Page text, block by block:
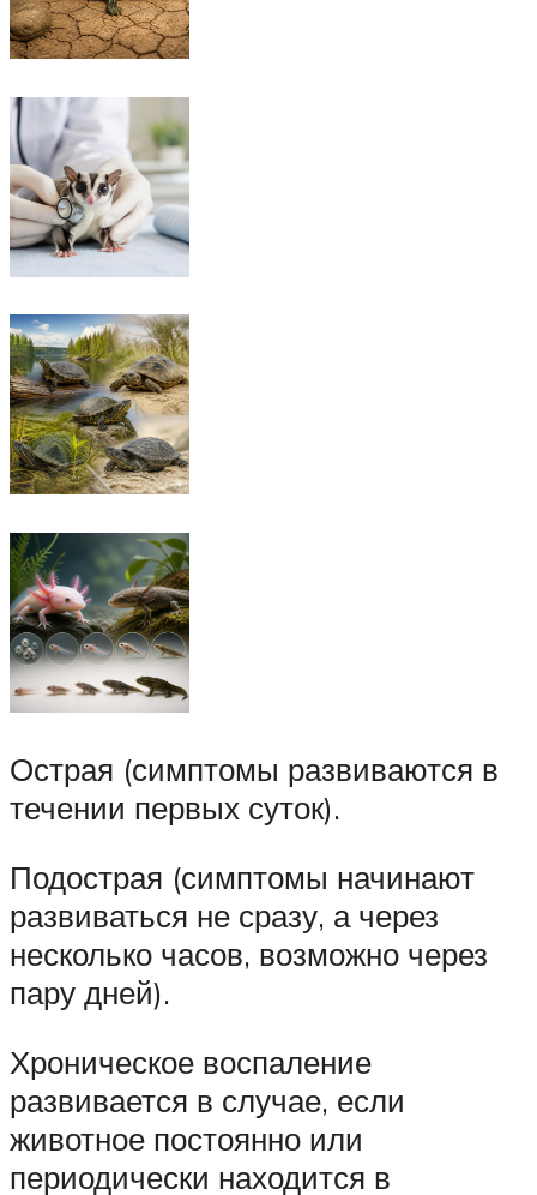
Острая (симптомы развиваются в
течении первых суток).
Подострая (симптомы начинают
развиваться не сразу, а через
несколько часов, возможно через
пару дней).
Хроническое воспаление
развивается в случае, если
животное постоянно или
периодически находится в